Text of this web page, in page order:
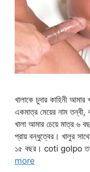
খালাকে চুদার কাহিনী
একমাত্র মেয়ের নাম
খালা আমার চেয়ে মাত্র ৬
প্রায় বন্ধুত্বের। খালুর
১৫ বছর। coti golpo
more